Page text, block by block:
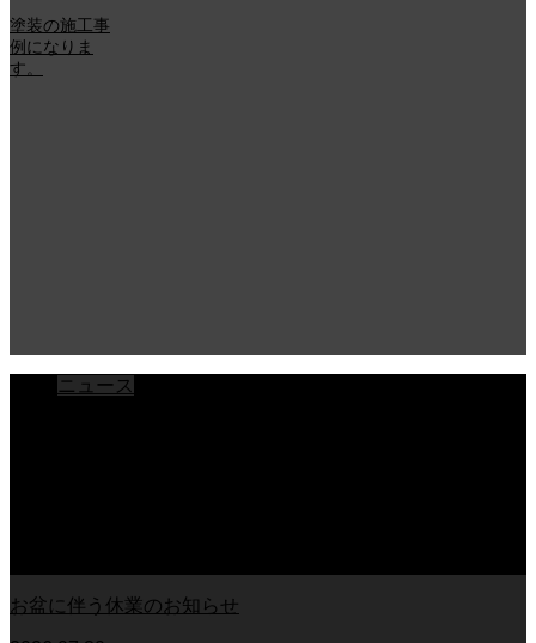
塗装の施工事
例になりま
す。
ニュース
お盆に伴う休業のお知らせ